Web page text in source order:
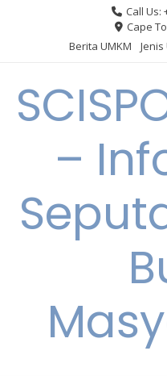
Call Us:
Cape
Berita UMKM
Jenis
–